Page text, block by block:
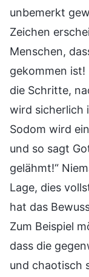
unbemerkt
Zeichen
Menschen,
gekommen ist!
die Schritte,
wird sicherlich
Sodom wird
und so sagt
gelähmt!“
Lage, dies
hat das
Zum Beispiel
dass die
und chaotisch